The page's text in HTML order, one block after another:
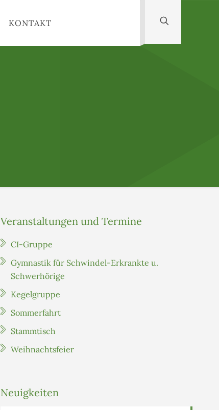
KONTAKT
Veranstaltungen und Termine
CI-Gruppe
Gymnastik für Schwindel-Erkrankte u.
Schwerhörige
Kegelgruppe
Sommerfahrt
Stammtisch
Weihnachtsfeier
Neuigkeiten